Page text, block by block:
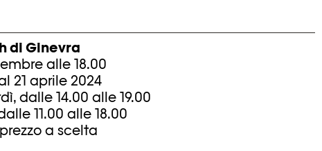
di Ginevra
alle 18.00
21 aprile 2024
dalle 14.00 alle 19.00
11.00 alle 18.00
a scelta